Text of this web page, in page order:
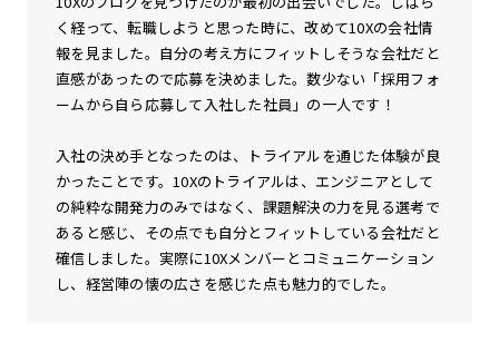
く経って、転職しようと思った時に、改めて10Xの会社情
報を見ました。自分の考え方にフィットしそうな会社だと
直感があったので応募を決めました。数少ない「採用フォ
ームから自ら応募して入社した社員」の一人です！
入社の決め手となったのは、トライアルを通じた体験が良
かったことです。10Xのトライアルは、エンジニアとして
の純粋な開発力のみではなく、課題解決の力を見る選考で
あると感じ、その点でも自分とフィットしている会社だと
確信しました。実際に10Xメンバーとコミュニケーション
し、経営陣の懐の広さを感じた点も魅力的でした。